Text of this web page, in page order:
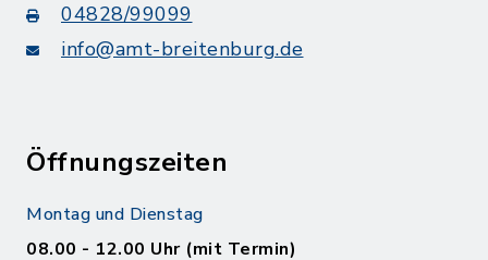
04828/99099
info@amt-breitenburg.de
Öffnungszeiten
Montag und Dienstag
08.00 - 12.00 Uhr (mit Termin)